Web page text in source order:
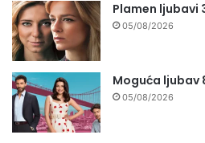
Plamen ljubavi
05/08/2026
Moguća ljubav
05/08/2026